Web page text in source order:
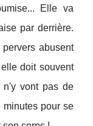
Elle va
par derrière.
abusent
doit souvent
n'y vont pas de
minutes pour se